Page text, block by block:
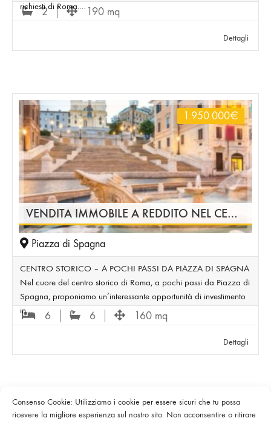
Consenso Cookie: Utilizziamo i cookie per essere sicuri che tu possa
ricevere la migliore esperienza sul nostro sito. Non acconsentire o ritirare
richiesti di Roma.…
2 190 mq
Dettagli
VENDITA IMMOBILE A REDDITO NEL CENTRO STORICO DI ROMA – INVESTIMENTO AREA PIAZZA DI SPAGNA
1.950.000€
Piazza di Spagna
CENTRO STORICO – A POCHI PASSI DA PIAZZA DI SPAGNA
Nel cuore del centro storico di Roma, a pochi passi da Piazza di
Spagna, proponiamo un’interessante opportunità di investimento
in…
6 6 160 mq
Dettagli